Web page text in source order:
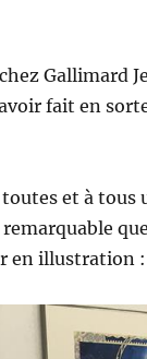
Gallimard
fait en
et à tous
en illustration :